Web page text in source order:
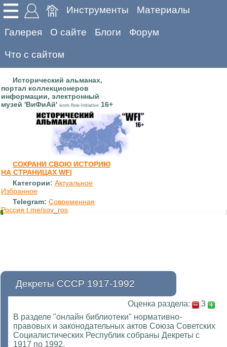
Инструменты Материалы
Галерея О сайте Блоги Форум
Что с сайтом
Исторический альманах,
портал коллекционеров
информации, электронный
музей 'ВиФиАй' work-flow-Initiative 16+
СОХРАНИ СВОЮ ИСТОРИЮ
НА СТРАНИЦАХ WFI
Категории: Актуальное
Избранное
Telegram: Современная
Россия t.me/sov_ros
Декреты СССР 1917-1992
Оценка раздела:
3
В разделе "онлайн библиотеки" нормативно-
правовых и законодательных актов Союза Советских
Социалистических Республик собраны Декреты с
1917 по 1992.